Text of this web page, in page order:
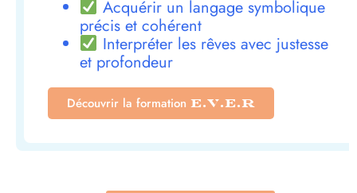
Acquérir un langage symbolique
précis et cohérent
Interpréter les rêves avec justesse
et profondeur
Découvrir la formation E.V.E.R